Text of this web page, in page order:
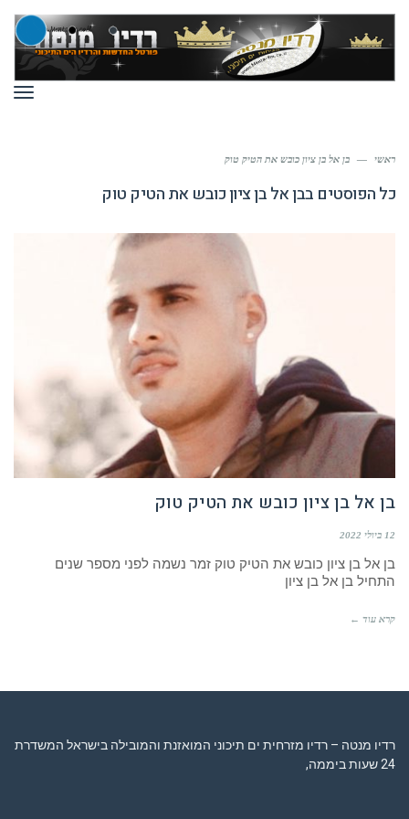
ראשי — בן אל בן ציון כובש את הטיק טוק
כל הפוסטים בבן אל בן ציון כובש את הטיק טוק
בן אל בן ציון כובש את הטיק טוק
12 ביולי 2022
בן אל בן ציון כובש את הטיק טוק זמר נשמה לפני מספר שנים
התחיל בן אל בן ציון
קרא עוד ←
רדיו מנטה – רדיו מזרחית ים תיכוני המואזנת והמובילה בישראל המשדרת
24 שעות ביממה,